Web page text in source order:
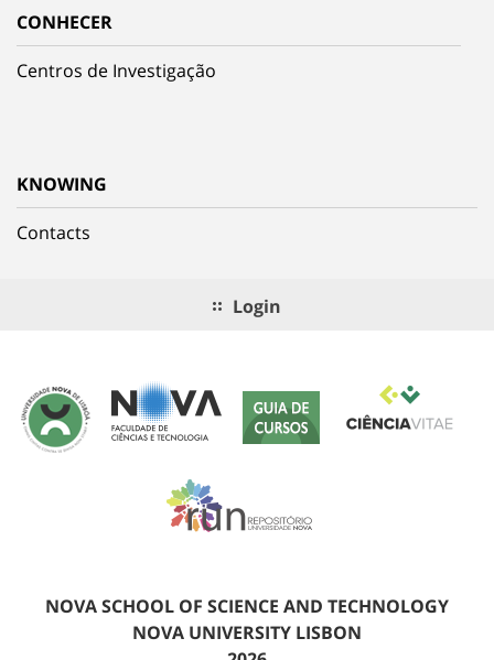
CONHECER
Centros de Investigação
KNOWING
Contacts
Login
NOVA SCHOOL OF SCIENCE AND TECHNOLOGY
NOVA UNIVERSITY LISBON